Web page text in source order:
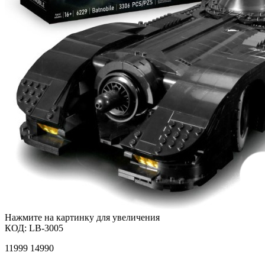
Нажмите на картинку для увеличения
КОД: LB-3005
11999 14990